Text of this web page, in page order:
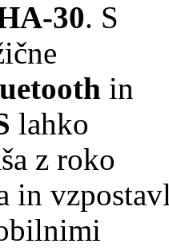
30. S
in
lahko
z roko
in